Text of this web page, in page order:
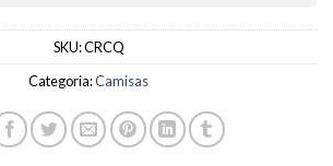
SKU:CRCQ
Categoria:Camisas